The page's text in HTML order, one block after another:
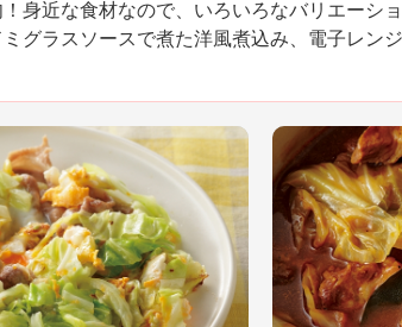
う
。
デ
ュ
ケ
ー
シ
ョ
ナ
身近な食材なので、いろいろなバリエーシ
グラスソースで煮た洋風煮込み、電子レン